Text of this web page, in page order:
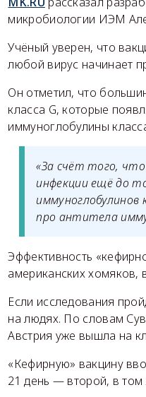
микробиологии ИЭМ
Учёный уверен, что
любой вирус начинает
Он отметил, что
класса G, которые
иммуноглобулины
«За счёт того,
инфекции ещё до
про антитела
Эффективность
американских хомяков,
Если исследования
на людях. По словам
Австрия уже вышла на
«Кефирную» вакцину
21 день — второй, в